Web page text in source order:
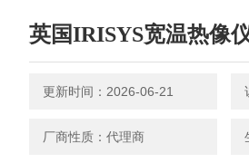
英国IRISYS宽温热像
更新时间：2026-06-21
厂商性质：代理商